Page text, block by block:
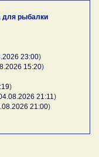
для рыбалки
23:00)
15:20)
)
21:11)
21:00)